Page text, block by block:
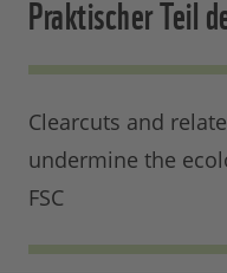
Praktischer Teil
Clearcuts and
undermine the
FSC